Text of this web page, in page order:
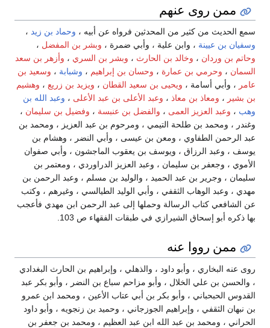
ممن روى عنهم
سمع الحديث من كثير من المحدثين فرواه عن أبيه ، وحماد بن زيد ،
وسفيان بن عيينة ، وابن علية ، وأبي ضمرة ، وبشر بن المفضل ،
وحاتم بن وردان ، وخالد بن الحارث ، وبشر بن السري ، وأزهر بن سعد
السمان ، وحرمي بن عمارة ، وحسان بن إبراهيم ، وشبابة ، وسعيد بن
عامر ، وأبي أسامة ، ويحيى بن سعيد القطان ، ويزيد بن زريع ، وهشيم
بن بشير ، ومعاذ بن معاذ ، وعبد الأعلى بن عبد الأعلى ، وعبد الله بن
وهب ، وعبد العزيز العمى ، والفضل بن عنبسة ، وفضيل بن سليمان ،
وغندر ، ومحمد بن طلحة التيمي ، ومرحوم بن عبد العزيز ، ومحمد بن
عبد الرحمن الطفاوي ، ومعن بن عيسى ، وأبي النضر ، وهشام بن
يوسف ، وعبد الرزاق ، ويوسف بن يعقوب الماجشون ، وأبي صفوان
الأموي ، وجعفر بن سليمان ، وعبد العزيز الدراوردي ، ومعتمر بن
سليمان ، وجرير بن عبد الحميد ، والوليد بن مسلم ، وعبد الرحمن بن
مهدي ، وعبد الوهاب الثقفي ، وأبي الوليد الطيالسي ، وغيرهم ، وكتب
عن الشافعي كتاب الرسالة وحملها إلى عبد الرحمن ابن مهدي فأعجب
بها ذكره أبو إسحاق الشيرازي في طبقات الفقهاء ص 103.
ممن رووا عنه
روى عنه البخاري ، وأبو داود ، والذهلي ، وإبراهيم بن الحارث البغدادي
، والحسن بن علي الخلال ، وأبو مزاحم سباع بن النضر ، وأبو بكر عبد
القدوس الحبحباني ، وأبو بكر بن أبي عتاب الأعين ، ومحمد ابن عمرو
بن نبهان الثقفي ، وإبراهيم الجوزجاني ، وحميد بن زنجويه ، وأبو داود
الحراني ، ومحمد بن عبد الله ابن عبد العظيم ، ومحمد بن جعفر بن